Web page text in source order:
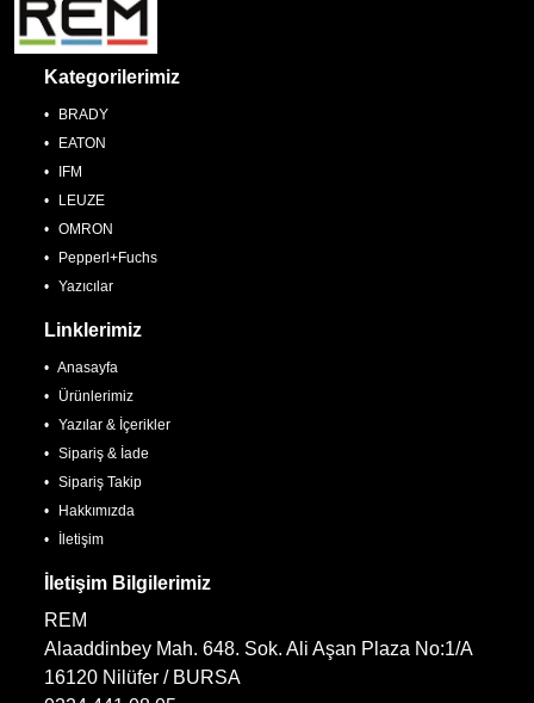
Kategorilerimiz
BRADY
EATON
IFM
LEUZE
OMRON
Pepperl+Fuchs
Yazıcılar
Linklerimiz
Anasayfa
Ürünlerimiz
Yazılar & İçerikler
Sipariş & İade
Sipariş Takip
Hakkımızda
İletişim
İletişim Bilgilerimiz
REM
Alaaddinbey Mah. 648. Sok. Ali Aşan Plaza No:1/A
16120 Nilüfer / BURSA